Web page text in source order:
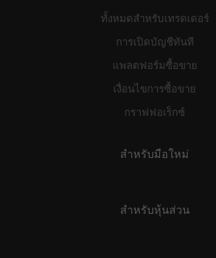
ทั้งหมดสำหรับเทรดเดอร์
การเปิดบัญชีทันที
แพลตฟอร์มซื้อขาย
เงื่อนไขการซื้อขาย
กราฟฟอเร็กซ์
สำหรับมือใหม่
สำหรับหุ้นส่วน